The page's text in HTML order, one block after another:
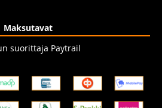
Maksutavat
suorittaja Paytrail